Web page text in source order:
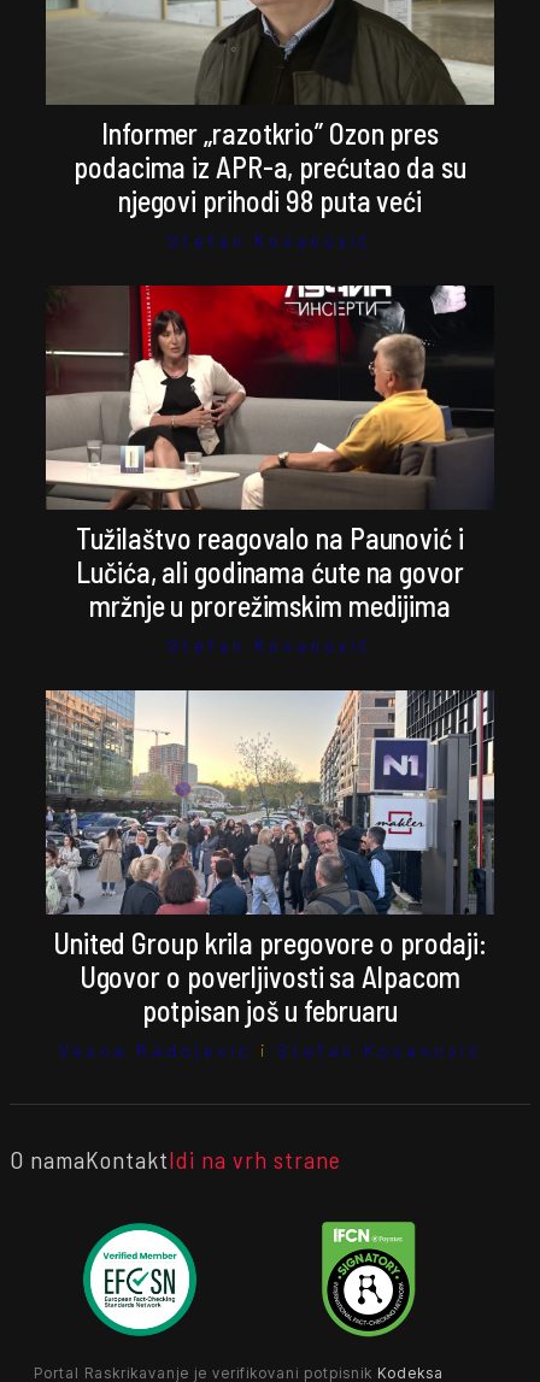
Informer „razotkrio” Ozon pres
podacima iz APR-a, prećutao da su
njegovi prihodi 98 puta veći
Stefan Kosanović
Tužilaštvo reagovalo na Paunović i
Lučića, ali godinama ćute na govor
mržnje u prorežimskim medijima
Stefan Kosanović
United Group krila pregovore o prodaji:
Ugovor o poverljivosti sa Alpacom
potpisan još u februaru
Vesna Radojević i Stefan Kosanović
O namaKontaktIdi na vrh strane
Portal Raskrikavanje je verifikovani potpisnik Kodeksa